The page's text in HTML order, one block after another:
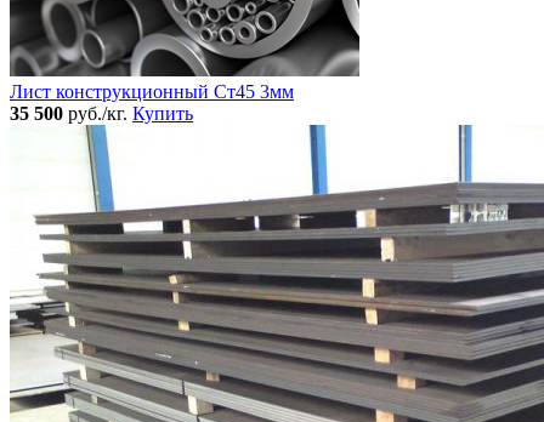
Лист конструкционный Ст45 3мм
35 500 руб./кг. Купить